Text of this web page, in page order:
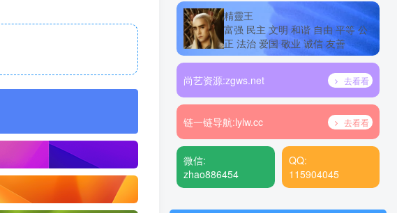
精靈王
富强 民主 文明 和谐 自由 平等 公
正 法治 爱国 敬业 诚信 友善
尚艺资源:zgws.net 去看看
链一链导航:lylw.cc 去看看
微信:
zhao886454
QQ:
115904045